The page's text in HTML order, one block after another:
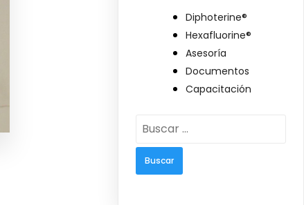
Diphoterine®
Hexafluorine®
Asesoría
Documentos
Capacitación
Buscar: